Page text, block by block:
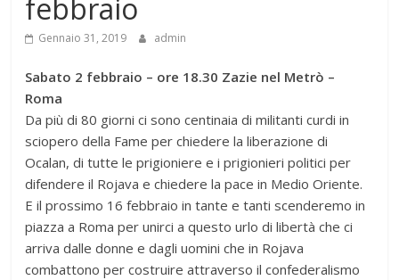
febbraio
Gennaio 31, 2019 admin
Sabato 2 febbraio – ore 18.30 Zazie nel Metrò –
Roma
Da più di 80 giorni ci sono centinaia di militanti curdi in
sciopero della Fame per chiedere la liberazione di
Ocalan, di tutte le prigioniere e i prigionieri politici per
difendere il Rojava e chiedere la pace in Medio Oriente.
E il prossimo 16 febbraio in tante e tanti scenderemo in
piazza a Roma per unirci a questo urlo di libertà che ci
arriva dalle donne e dagli uomini che in Rojava
combattono per costruire attraverso il confederalismo